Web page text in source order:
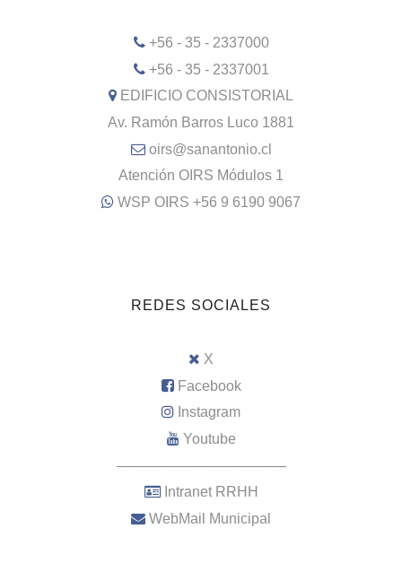
+56 - 35 - 2337000
+56 - 35 - 2337001
EDIFICIO CONSISTORIAL
Av. Ramón Barros Luco 1881
oirs@sanantonio.cl
Atención OIRS Módulos 1
WSP OIRS +56 9 6190 9067
REDES SOCIALES
X
Facebook
Instagram
Youtube
–––––––––––––––––––––
Intranet RRHH
WebMail Municipal